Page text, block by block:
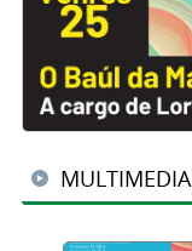
MULTIMEDIA